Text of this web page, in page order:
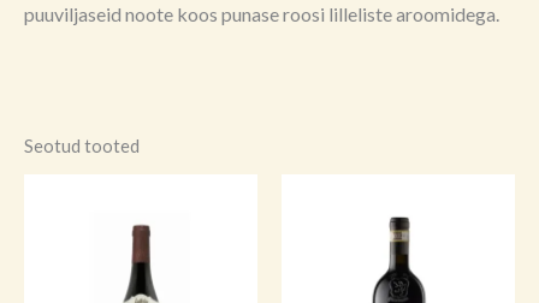
puuviljaseid noote koos punase roosi lilleliste aroomidega.
Seotud tooted